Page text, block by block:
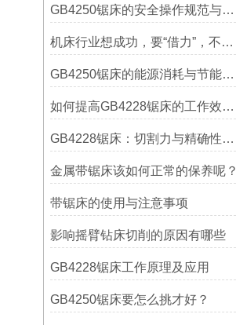
GB4250锯床的安全操作规范与注意事项
机床行业想成功，要“借力”，不要“尽力”！
GB4250锯床的能源消耗与节能措施
如何提高GB4228锯床的工作效率？
GB4228锯床：切割力与精确性的结合
金属带锯床该如何正常的保养呢？
带锯床的使用与注意事项
影响摇臂钻床切削的原因有哪些
GB4228锯床工作原理及应用
GB4250锯床要怎么挑才好？